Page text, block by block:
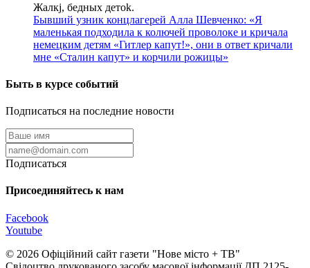
Жалкj, бедных детok.
Бывший узник концлагерей Алла Шевченко: «Я
маленькая подходила к колючей проволоке и кричала
немецким детям «Гитлер капут!», они в ответ кричали
мне «Сталин капут» и корчили рожицы»
Быть в курсе событий
Подписаться на последние новости
Подписаться
Присоединяйтесь к нам
Facebook
Youtube
© 2026 Офіційний сайт газети "Нове мiсто + ТВ"